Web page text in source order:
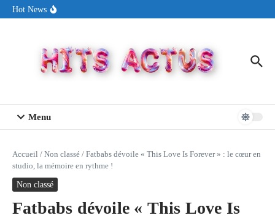
Aller au contenu
Hot News
« New Day »
Menu
Accueil / Non classé / Fatbabs dévoile « This Love Is Forever » : le cœur en
studio, la mémoire en rythme !
Non classé
Fatbabs dévoile « This Love Is